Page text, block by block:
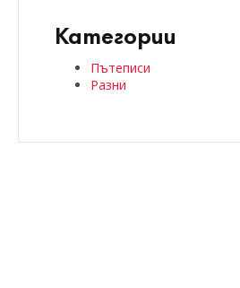
Категории
Пътеписи
Разни